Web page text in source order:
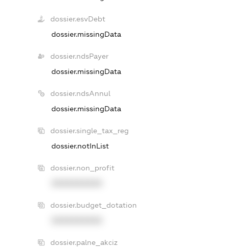
dossier.esvDebt
dossier.missingData
dossier.ndsPayer
dossier.missingData
dossier.ndsAnnul
dossier.missingData
dossier.single_tax_reg
dossier.notInList
dossier.non_profit
dossier.budget_dotation
dossier.palne_akciz